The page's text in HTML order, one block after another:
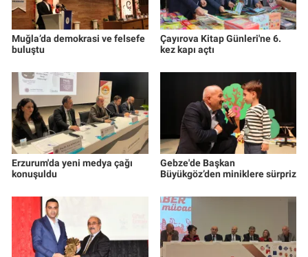
Muğla’da demokrasi ve felsefe
buluştu
Çayırova Kitap Günleri'ne 6.
kez kapı açtı
Erzurum'da yeni medya çağı
konuşuldu
Gebze'de Başkan
Büyükgöz’den miniklere sürpriz